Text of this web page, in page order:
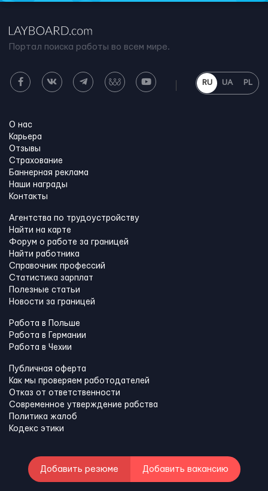
Портал поиска работы во всем мире.
RU UA PL
О нас
Карьера
Отзывы
Страхование
Баннерная реклама
Наши награды
Контакты
Агентства по трудоустройству
Найти на карте
Форум о работе за границей
Найти работника
Справочник профессий
Статистика зарплат
Полезные статьи
Новости за границей
Работа в Польше
Работа в Германии
Работа в Чехии
Публичная оферта
Как мы проверяем работодателей
Отказ от ответственности
Современное утверждение рабства
Политика жалоб
Кодекс этики
Добавить резюме Добавить вакансию